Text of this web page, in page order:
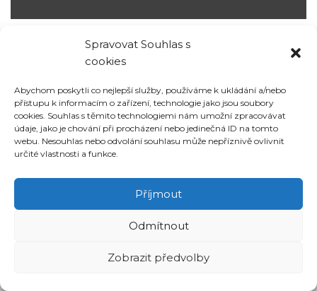
Spravovat Souhlas s
cookies
Abychom poskytli co nejlepší služby, používáme k ukládání a/nebo
přístupu k informacím o zařízení, technologie jako jsou soubory
cookies. Souhlas s těmito technologiemi nám umožní zpracovávat
údaje, jako je chování při procházení nebo jedinečná ID na tomto
webu. Nesouhlas nebo odvolání souhlasu může nepříznivě ovlivnit
určité vlastnosti a funkce.
Příjmout
Odmítnout
Zobrazit předvolby
INTERIER LIBEREC
COZY STUDIO
DESIGN STUDIO INTERIER-O
© 2023 všechna práva vyhrazena